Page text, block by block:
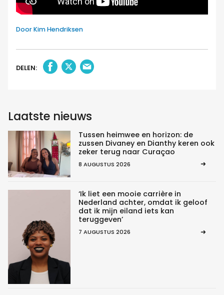
Door Kim Hendriksen
DELEN:
Laatste nieuws
Tussen heimwee en horizon: de
zussen Divaney en Dianthy keren ook
zeker terug naar Curaçao
8 AUGUSTUS 2026
‘Ik liet een mooie carrière in
Nederland achter, omdat ik geloof
dat ik mijn eiland iets kan
teruggeven’
7 AUGUSTUS 2026